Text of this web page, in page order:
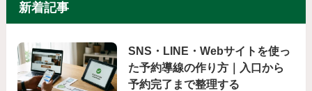
新着記事
SNS・LINE・Webサイトを使っ
た予約導線の作り方｜入口から
予約完了まで整理する